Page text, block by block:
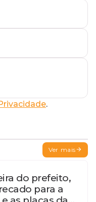
.
Ver mais
do prefeito,
para a